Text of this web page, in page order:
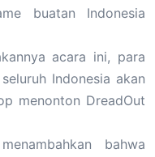
buatan Indonesia
acara ini, para
Indonesia akan
menonton DreadOut
bahwa